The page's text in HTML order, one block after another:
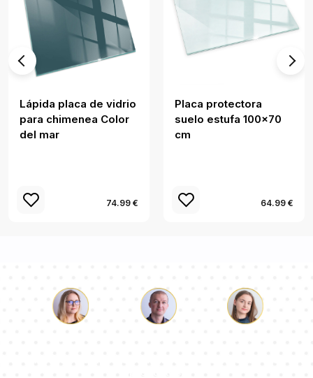
Lápida placa de vidrio
para chimenea Color
del mar
74.99 €
Placa protectora
suelo estufa 100x70
cm
64.99 €